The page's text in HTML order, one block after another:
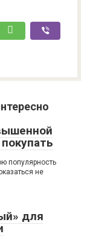
популярность
не
для